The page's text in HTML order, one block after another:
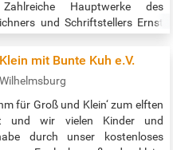
Hauptwerke des
und Schriftstellers Ernst
Neben wechselnden
mit Bunte Kuh e.V.
Wilhelmsburg
für Groß und Klein‘ zum elften
und wir vielen Kinder und
durch unser kostenloses